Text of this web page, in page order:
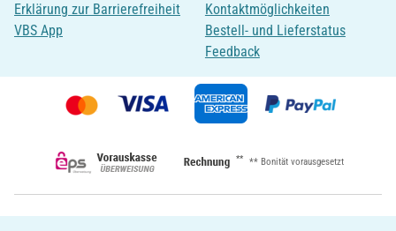
Erklärung zur Barrierefreiheit
VBS App
Kontaktmöglichkeiten
Bestell- und Lieferstatus
Feedback
** ** Bonität vorausgesetzt